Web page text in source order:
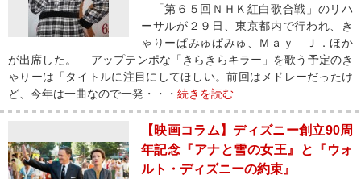
「第６５回ＮＨＫ紅白歌合戦」のリハ
ーサルが２９日、東京都内で行われ、き
ゃりーぱみゅぱみゅ、Ｍａｙ Ｊ．ほか
が出席した。 アップテンポな「きらきらキラー」を歌う予定のき
ゃりーは「タイトルに注目にしてほしい。前回はメドレーだったけ
ど、今年は一曲なので一発・・・ 続きを読む
【映画コラム】ディズニー創立90周
年記念『アナと雪の女王』と『ウォ
ルト・ディズニーの約束』